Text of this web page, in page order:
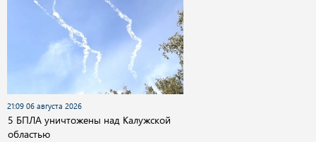
21:09 06 августа 2026
5 БПЛА уничтожены над Калужской
областью